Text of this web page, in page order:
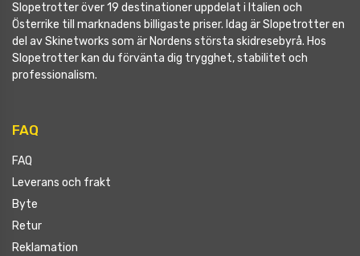
Slopetrotter över 19 destinationer uppdelat i Italien och
Österrike till marknadens billigaste priser. Idag är Slopetrotter en
del av Skinetworks som är Nordens största skidresebyrå. Hos
Slopetrotter kan du förvänta dig trygghet, stabilitet och
professionalism.
FAQ
FAQ
Leverans och frakt
Byte
Retur
Reklamation